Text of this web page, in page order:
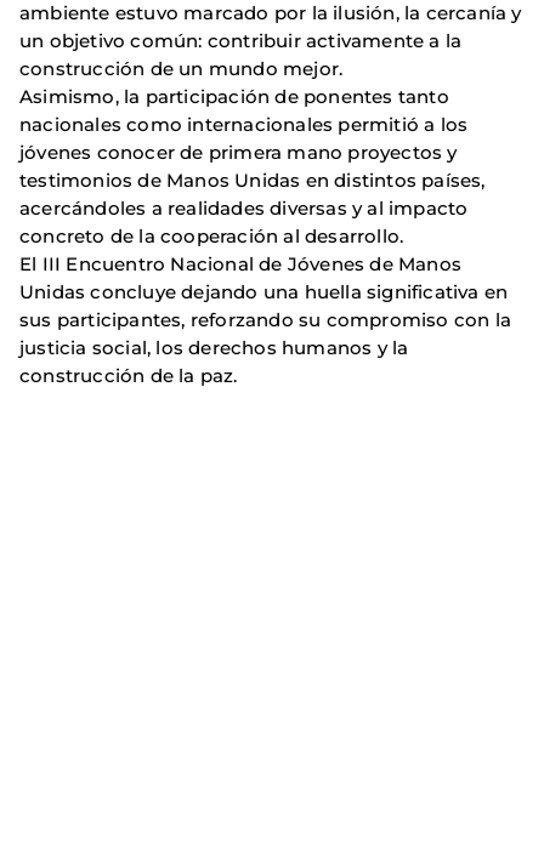
ambiente estuvo marcado por la ilusión, la cercanía y
un objetivo común: contribuir activamente a la
construcción de un mundo mejor.
Asimismo, la participación de ponentes tanto
nacionales como internacionales permitió a los
jóvenes conocer de primera mano proyectos y
testimonios de Manos Unidas en distintos países,
acercándoles a realidades diversas y al impacto
concreto de la cooperación al desarrollo.
El III Encuentro Nacional de Jóvenes de Manos
Unidas concluye dejando una huella significativa en
sus participantes, reforzando su compromiso con la
justicia social, los derechos humanos y la
construcción de la paz.